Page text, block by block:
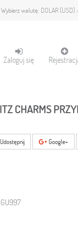
Wybierz walutę: DOLAR (USD)
Zaloguj się
CHARMS
Google+